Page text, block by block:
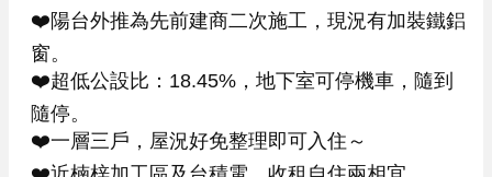
❤️陽台外推為先前建商二次施工，現況有加裝鐵鋁
窗。
❤️超低公設比：18.45%，地下室可停機車，隨到
隨停。
❤️一層三戶，屋況好免整理即可入住～